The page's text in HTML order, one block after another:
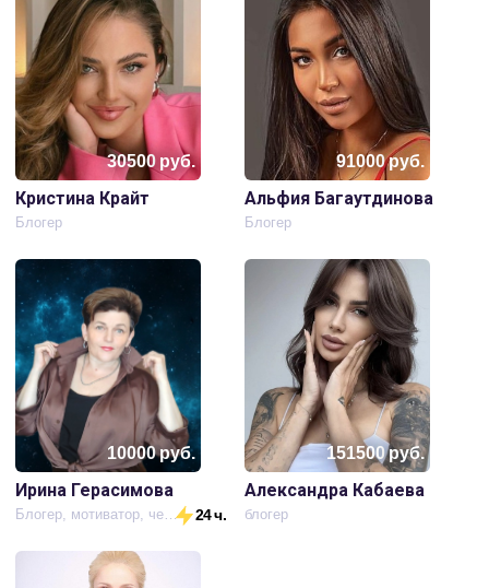
30500руб.
Кристина Крайт
Блогер
91000руб.
Альфия Багаутдинова
Блогер
10000руб.
Ирина Герасимова
Блогер, мотиватор, ченнелер 24 ч.
151500руб.
Александра Кабаева
блогер